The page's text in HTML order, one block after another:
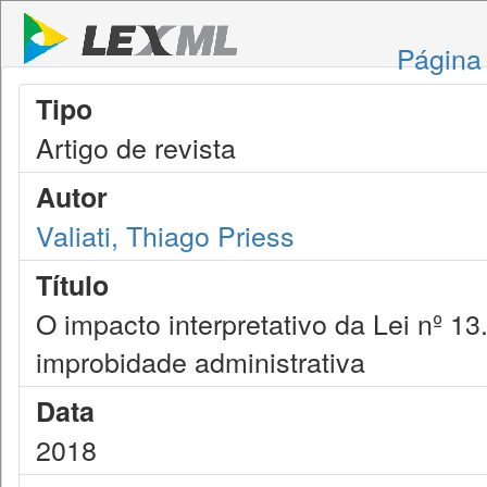
Tipo
Artigo de revista
Autor
Valiati, Thiago Priess
Título
O impacto interpretativo da Lei nº
improbidade administrativa
Data
2018